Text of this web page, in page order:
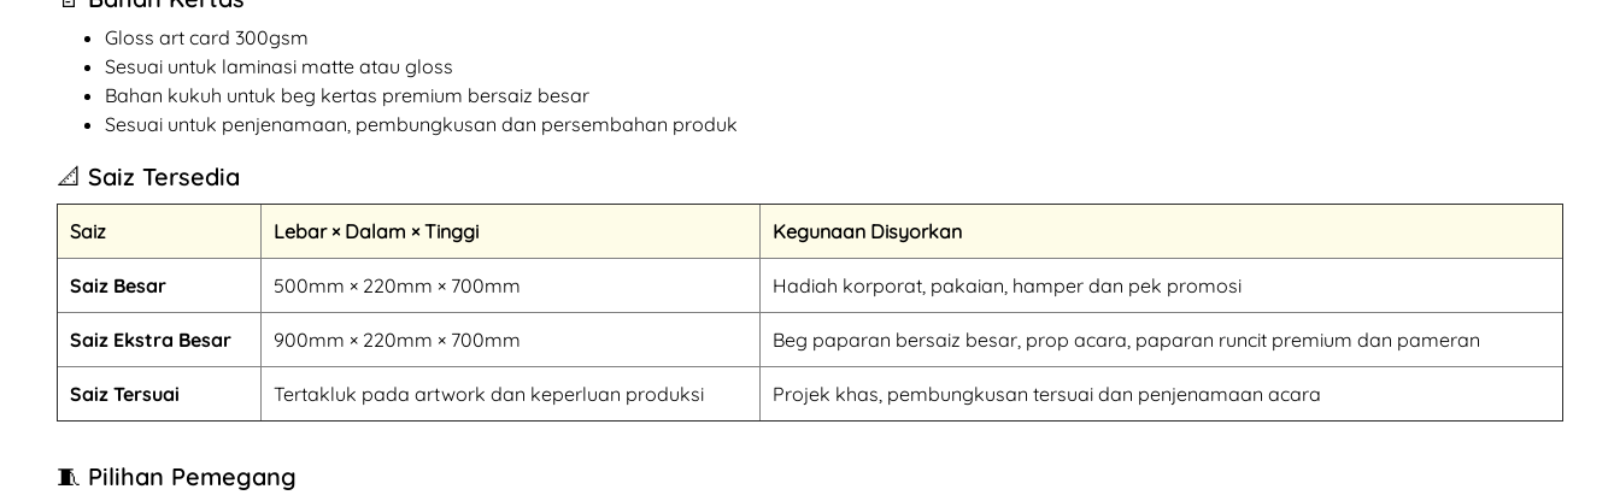
Gloss art card 300gsm
Sesuai untuk laminasi matte atau gloss
Bahan kukuh untuk beg kertas premium bersaiz besar
Sesuai untuk penjenamaan, pembungkusan dan persembahan produk
📐 Saiz Tersedia
Saiz Lebar × Dalam × Tinggi Kegunaan Disyorkan
Saiz Besar 500mm × 220mm × 700mm Hadiah korporat, pakaian, hamper dan pek promosi
Saiz Ekstra Besar 900mm × 220mm × 700mm Beg paparan bersaiz besar, prop acara, paparan runcit premium dan pameran
Saiz Tersuai Tertakluk pada artwork dan keperluan produksi Projek khas, pembungkusan tersuai dan penjenamaan acara
🧵 Pilihan Pemegang